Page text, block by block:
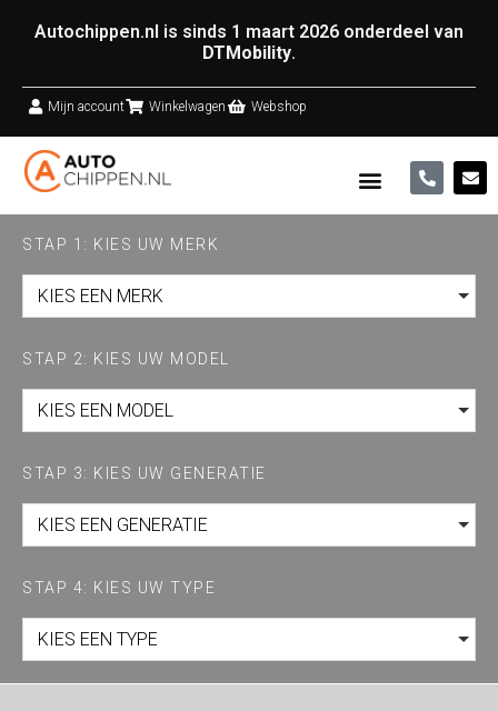
Autochippen.nl is sinds 1 maart 2026 onderdeel van
DTMobility.
Mijn account Winkelwagen Webshop
STAP 1: KIES UW MERK
KIES EEN MERK
STAP 2: KIES UW MODEL
KIES EEN MODEL
STAP 3: KIES UW GENERATIE
KIES EEN GENERATIE
STAP 4: KIES UW TYPE
KIES EEN TYPE